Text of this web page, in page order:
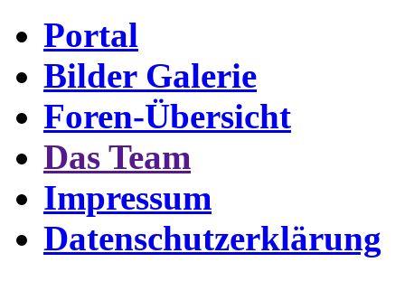
Portal
Bilder Galerie
Foren-Übersicht
Das Team
Impressum
Datenschutzerklärung